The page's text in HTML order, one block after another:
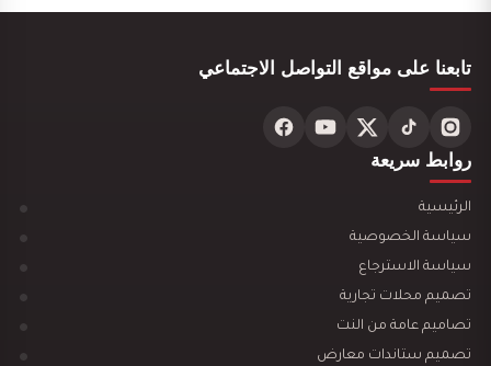
تصميم ديكور مكتبة وقرطاسية يجذب العملاء ويزيد…
تابعنا على مواقع التواصل الاجتماعي
روابط سريعة
الرئيسية
سياسة الخصوصية
سياسة الاسترجاع
تصميم محلات تجارية
تصاميم عامة من النت
تصميم ستاندات معارض